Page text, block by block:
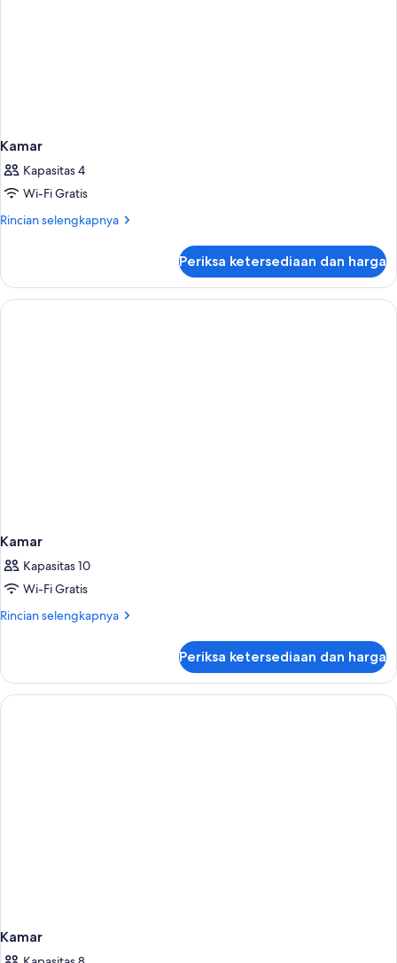
Kamar
Kapasitas 4
Wi-Fi Gratis
Rincian selengkapnya
Rincian
Kamar
Periksa ketersediaan dan harga
Kamar
Kapasitas 10
Wi-Fi Gratis
Rincian selengkapnya
Rincian
Kamar
Periksa ketersediaan dan harga
Kamar